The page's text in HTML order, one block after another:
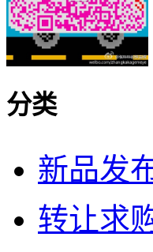
分类
新品发
转让求